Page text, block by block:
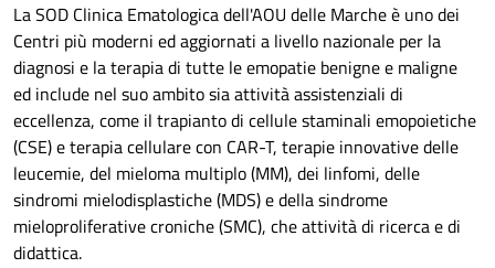
La SOD Clinica Ematologica dell'AOU delle Marche è uno dei
Centri più moderni ed aggiornati a livello nazionale per la
diagnosi e la terapia di tutte le emopatie benigne e maligne
ed include nel suo ambito sia attività assistenziali di
eccellenza, come il trapianto di cellule staminali emopoietiche
(CSE) e terapia cellulare con CAR-T, terapie innovative delle
leucemie, del mieloma multiplo (MM), dei linfomi, delle
sindromi mielodisplastiche (MDS) e della sindrome
mieloproliferative croniche (SMC), che attività di ricerca e di
didattica.